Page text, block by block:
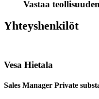
Vastaa
Yhteyshenkilöt
Vesa Hietala
Sales Manager Private